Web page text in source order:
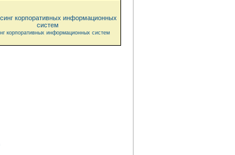
корпоративных информационных систем